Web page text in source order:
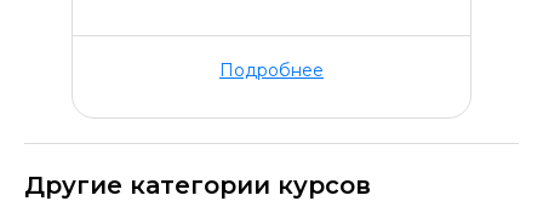
Подробнее
Другие категории курсов